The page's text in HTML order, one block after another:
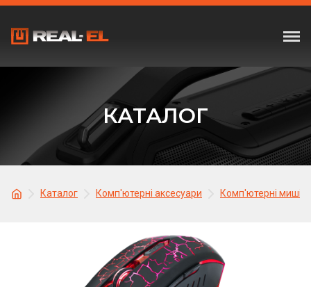
КАТАЛОГ
Каталог Комп'ютерні аксесуари Комп'ютерні миші